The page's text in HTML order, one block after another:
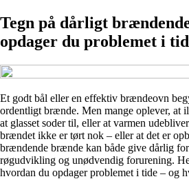
Tegn på dårligt
opdager du problemet i
Et godt bål eller en effektiv brændeovn
ordentligt brænde. Men mange oplever, at
at glasset soder til, eller at varmen
brændet ikke er tørt nok – eller at det er
brændende brænde kan både give dårlig
røgudvikling og unødvendig forurening.
hvordan du opdager problemet i tide – og